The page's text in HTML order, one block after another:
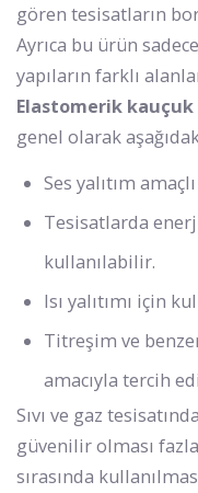
gören tesisatların
Ayrıca bu ürün
yapıların farklı
Elastomerik kauçuk
genel olarak
Ses yalıtım
Tesisatlarda
kullanılabilir.
Isı yalıtımı için
Titreşim ve
amacıyla tercih
Sıvı ve gaz
güvenilir olması
sırasında